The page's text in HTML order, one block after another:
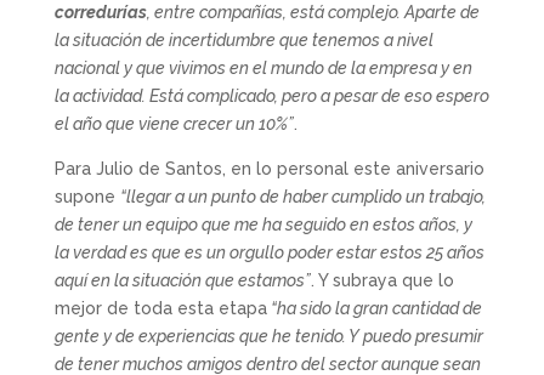
corredurías, entre compañías, está complejo. Aparte de
la situación de incertidumbre que tenemos a nivel
nacional y que vivimos en el mundo de la empresa y en
la actividad. Está complicado, pero a pesar de eso espero
el año que viene crecer un 10%”.
Para Julio de Santos, en lo personal este aniversario
supone “llegar a un punto de haber cumplido un trabajo,
de tener un equipo que me ha seguido en estos años, y
la verdad es que es un orgullo poder estar estos 25 años
aquí en la situación que estamos”. Y subraya que lo
mejor de toda esta etapa“ha sido la gran cantidad de
gente y de experiencias que he tenido. Y puedo presumir
de tener muchos amigos dentro del sector aunque sean